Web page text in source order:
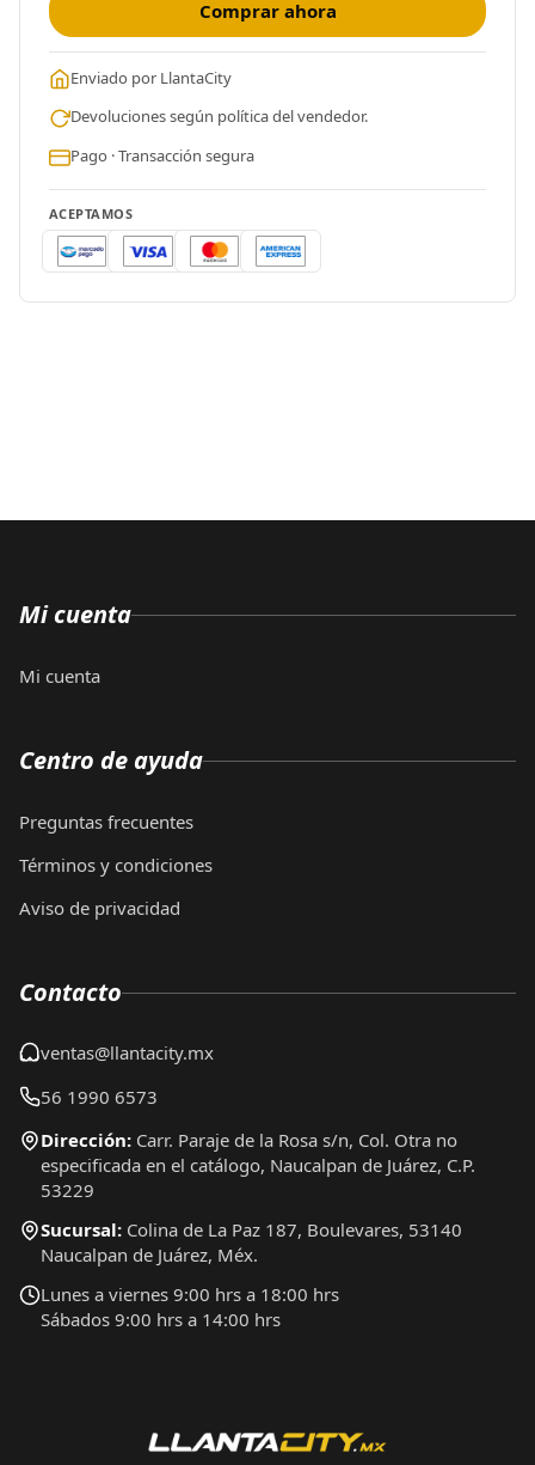
Comprar ahora
Enviado por LlantaCity
Devoluciones según política del vendedor.
Pago · Transacción segura
ACEPTAMOS
Mi cuenta
Mi cuenta
Centro de ayuda
Preguntas frecuentes
Términos y condiciones
Aviso de privacidad
Contacto
ventas@llantacity.mx
56 1990 6573
Dirección: Carr. Paraje de la Rosa s/n, Col. Otra no
especificada en el catálogo, Naucalpan de Juárez, C.P.
53229
Sucursal: Colina de La Paz 187, Boulevares, 53140
Naucalpan de Juárez, Méx.
Lunes a viernes 9:00 hrs a 18:00 hrs
Sábados 9:00 hrs a 14:00 hrs